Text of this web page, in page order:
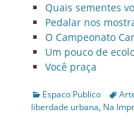
Quais sementes
Pedalar nos
O Campeonato
Um pouco de
Você praça
Categories
Espaco Publico Tags
liberdade urbana, Na